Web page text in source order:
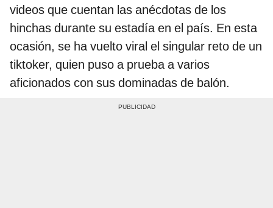
videos que cuentan las anécdotas de los
hinchas durante su estadía en el país. En esta
ocasión, se ha vuelto viral el singular reto de un
tiktoker, quien puso a prueba a varios
aficionados con sus dominadas de balón.